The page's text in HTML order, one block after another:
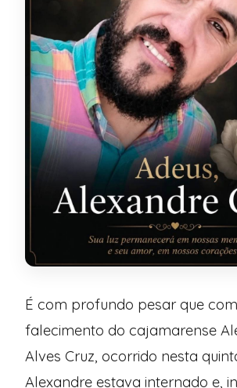
É com profundo pesar que
falecimento do cajamarense
Alves Cruz, ocorrido nesta
Alexandre estava internado e,